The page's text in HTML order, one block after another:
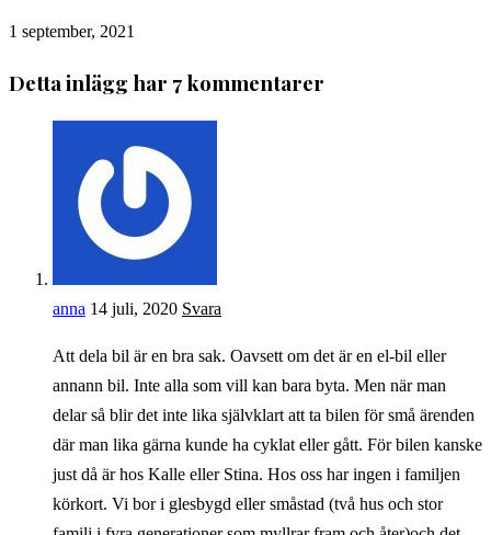
1 september, 2021
Detta inlägg har 7 kommentarer
anna 14 juli, 2020 Svara
Att dela bil är en bra sak. Oavsett om det är en el-bil eller
annann bil. Inte alla som vill kan bara byta. Men när man
delar så blir det inte lika självklart att ta bilen för små ärenden
där man lika gärna kunde ha cyklat eller gått. För bilen kanske
just då är hos Kalle eller Stina. Hos oss har ingen i familjen
körkort. Vi bor i glesbygd eller småstad (två hus och stor